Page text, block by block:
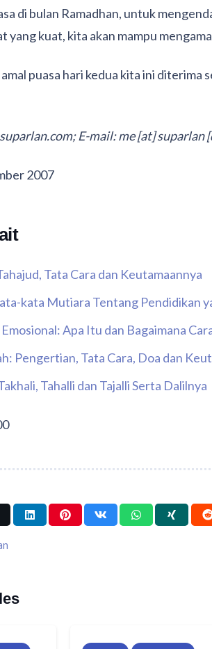
di bulan Ramadhan, untuk
yang kuat, kita akan mampu
puasa hari kedua kita ini diterima
E-mail: me [at] suparlan
2007
Tata Cara dan Keutamaannya
kata Mutiara Tentang Pendidikan
Apa Itu dan Bagaimana
Pengertian, Tata Cara, Doa dan
Tahalli dan Tajalli Serta Dalilnya